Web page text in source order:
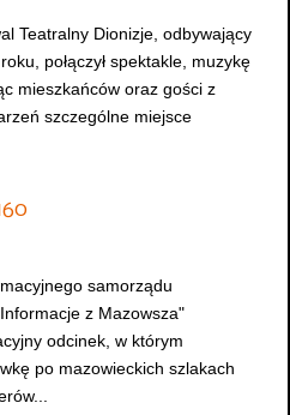
Teatralny Dionizje, odbywający
połączył spektakle, muzykę
mieszkańców oraz gości z
szczególne miejsce
samorządu
z Mazowsza"
odcinek, w którym
po mazowieckich szlakach